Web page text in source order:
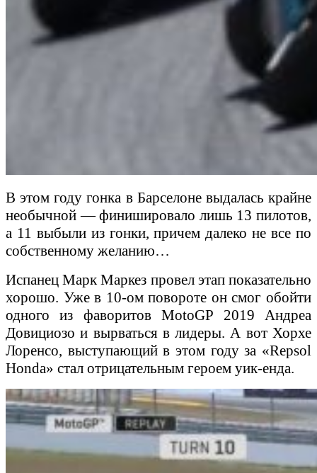
В этом году гонка в Барселоне выдалась крайне
необычной — финишировало лишь 13 пилотов,
а 11 выбыли из гонки, причем далеко не все по
собственному желанию…
Испанец Марк Маркез провел этап показательно
хорошо. Уже в 10-ом повороте он смог обойти
одного из фаворитов MotoGP 2019 Андреа
Довициозо и вырваться в лидеры. А вот Хорхе
Лоренсо, выступающий в этом году за «Repsol
Honda» стал отрицательным героем уик-енда.